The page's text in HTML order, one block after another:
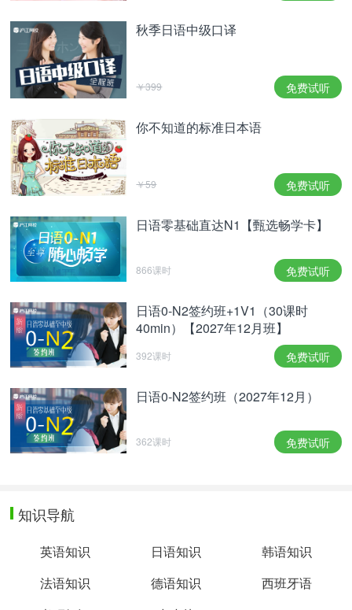
秋季日语中级口译
￥399 免费试听
你不知道的标准日本语
￥59 免费试听
日语零基础直达N1【甄选畅学卡】
866课时 免费试听
日语0-N2签约班+1V1（30课时
40min）【2027年12月班】
392课时 免费试听
日语0-N2签约班（2027年12月）
362课时 免费试听
知识导航
英语知识 日语知识
韩语知识
法语知识
德语知识
西班牙语